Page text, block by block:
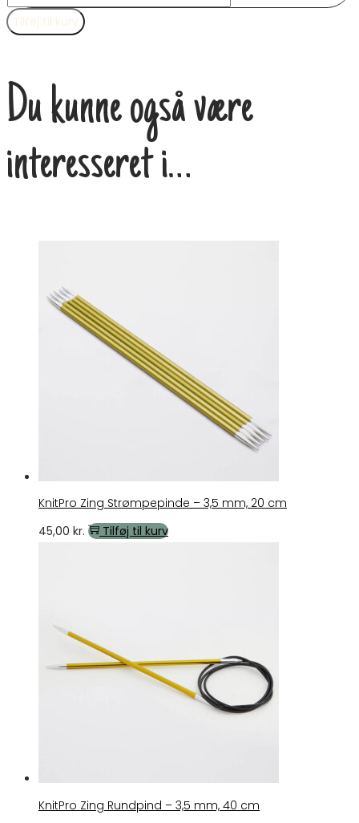
Tilføj til kurv
Du kunne også være
interesseret i…
KnitPro Zing Strømpepinde – 3,5 mm, 20 cm
45,00 kr. Tilføj til kurv
KnitPro Zing Rundpind – 3,5 mm, 40 cm